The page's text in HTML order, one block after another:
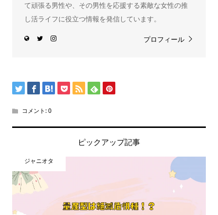
て頑張る男性や、その男性を応援する素敵な女性の推
し活ライフに役立つ情報を発信しています。
プロフィール
コメント:0
ピックアップ記事
ジャニオタ